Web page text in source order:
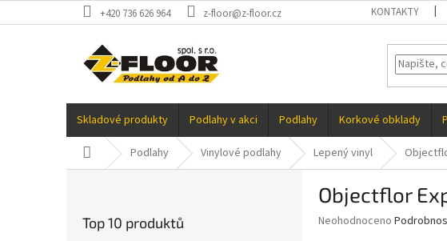
na
+420 736 626 964 z-floor@z-floor.cz KONTAKTY
Skladové produkty Podlahy v akci Podlahy Korkové obklady
Domů Podlahy Vinylové podlahy Lepený vinyl
Top 10 produktů
Objectflor
Průměrné
Neohodnoceno